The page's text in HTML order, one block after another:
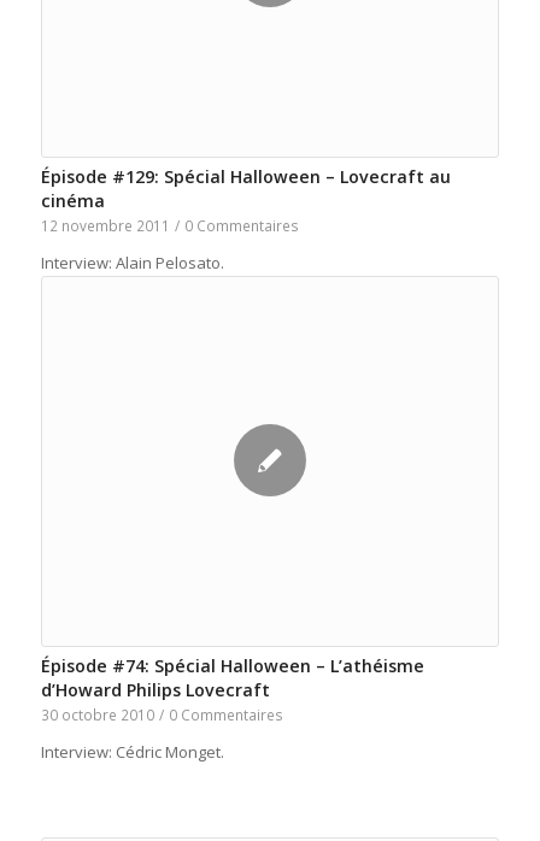
Épisode #129: Spécial Halloween – Lovecraft au
cinéma
12 novembre 2011 / 0 Commentaires
Interview: Alain Pelosato.
Épisode #74: Spécial Halloween – L’athéisme
d’Howard Philips Lovecraft
30 octobre 2010 / 0 Commentaires
Interview: Cédric Monget.